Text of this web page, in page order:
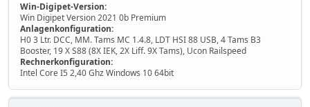
Win-Digipet-Version:
Win Digipet Version 2021 0b Premium
Anlagenkonfiguration:
H0 3 Ltr. DCC, MM. Tams MC 1.4.8, LDT HSI 88 USB, 4 Tams B3
Booster, 19 X S88 (8X IEK, 2X Liff. 9X Tams), Ucon Railspeed
Rechnerkonfiguration:
Intel Core I5 2,40 Ghz Windows 10 64bit